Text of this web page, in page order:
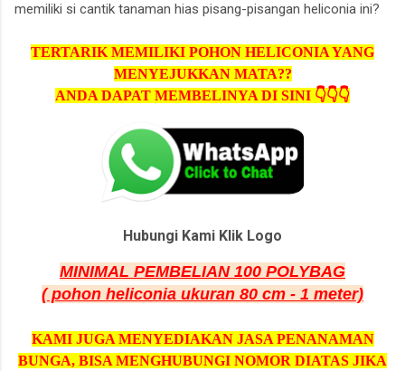
memiliki si cantik tanaman hias pisang-pisangan heliconia ini?
TERTARIK MEMILIKI POHON HELICONIA YANG
MENYEJUKKAN MATA??
ANDA DAPAT MEMBELINYA DI SINI 👇👇👇
Hubungi Kami Klik Logo
MINIMAL PEMBELIAN 100 POLYBAG
( pohon heliconia ukuran 80 cm - 1 meter)
KAMI JUGA MENYEDIAKAN JASA PENANAMAN
BUNGA, BISA MENGHUBUNGI NOMOR DIATAS JIKA